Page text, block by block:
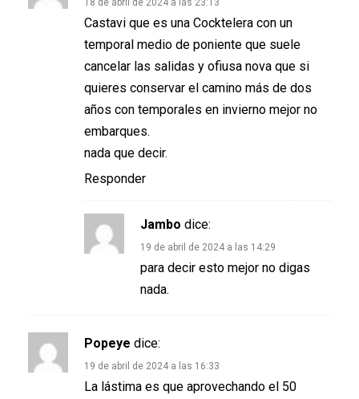
Castavi que es una Cocktelera con un
temporal medio de poniente que suele
cancelar las salidas y ofiusa nova que si
quieres conservar el camino más de dos
años con temporales en invierno mejor no
embarques.
nada que decir.
Responder
Jambo dice:
19 de abril de 2024 a las 14:29
para decir esto mejor no digas
nada.
Popeye dice:
19 de abril de 2024 a las 16:33
La lástima es que aprovechando el 50